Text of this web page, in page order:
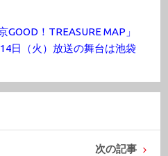
GOOD！TREASURE MAP」
日（火）放送の舞台は池袋
次の記事